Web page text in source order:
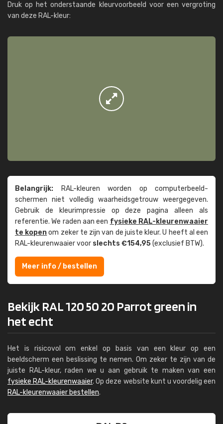
Druk op het onderstaande kleurvoorbeeld voor een vergroting
van deze RAL-kleur:
Belangrijk: RAL-kleuren worden op computer­beeld­
schermen niet volledig waarheids­­getrouw weer­gegeven.
Gebruik de kleur­impressie op deze pagina alleen als
referentie. We raden aan een fysieke RAL-kleuren­waaier
te kopenom zeker te zijn van de juiste kleur. U heeft al een
RAL-kleuren­waaier voor slechts €154,95(exclusief BTW).
Meer info / bestellen
Bekijk RAL 120 50 20 Parrot green in
het echt
Het is risicovol om enkel op basis van een kleur op een
beeldscherm een beslissing te nemen. Om zeker te zijn van de
juiste RAL-kleur, raden we u aan gebruik te maken van een
fysieke RAL-kleurenwaaier. Op deze website kunt u voordelig een
RAL-kleurenwaaier bestellen.